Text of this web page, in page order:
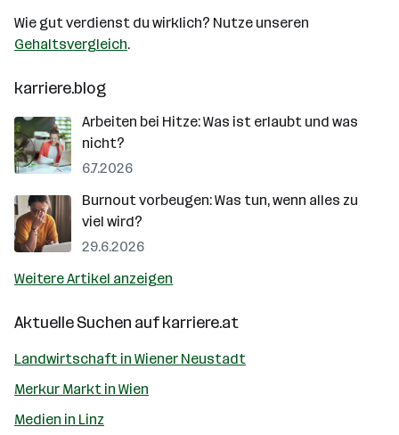
Wie gut verdienst du wirklich? Nutze unseren
Gehaltsvergleich.
karriere.blog
Arbeiten bei Hitze: Was ist erlaubt und was
nicht?
6.7.2026
Burnout vorbeugen: Was tun, wenn alles zu
viel wird?
29.6.2026
Weitere Artikel anzeigen
Aktuelle Suchen aufkarriere.at
Landwirtschaft in Wiener Neustadt
Merkur Markt in Wien
Medien in Linz